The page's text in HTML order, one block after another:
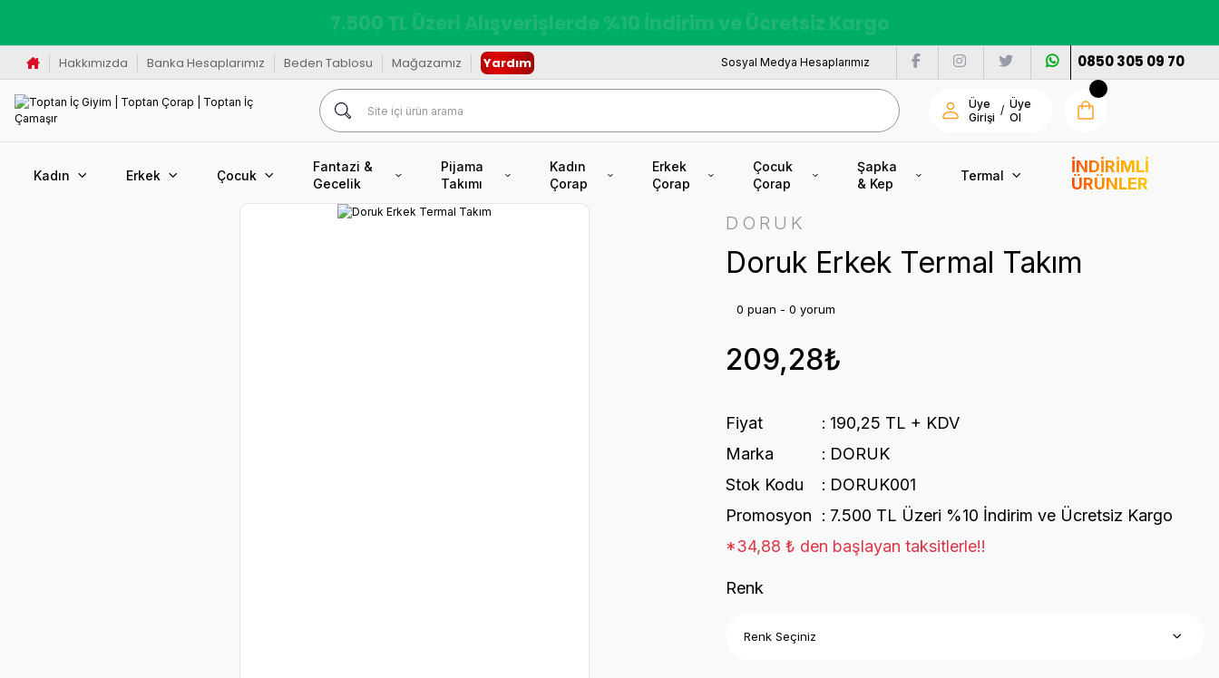
Kredi Kartına Vade Farksız +6 Taksit İmkânı
Hakkımızda Banka Hesaplarımız Beden Tablosu Mağazamız Yardım Sosyal Medya Hesaplarımız 0850 305 09 70
Üye
Girişi
/ Üye
Ol
Kadın Erkek Çocuk
Fantazi &
Gecelik
Pijama
Takımı
Kadın
Çorap
Erkek
Çorap
Çocuk
Çorap
Şapka
& Kep
Termal
İNDİRİMLİ
ÜRÜNLER
DORUK
Doruk Erkek Termal Takım
0 puan - 0 yorum
209,28₺
Fiyat
190,25 TL + KDV
Marka
DORUK
Stok Kodu
DORUK001
Promosyon
7.500 TL Üzeri %10 İndirim ve Ücretsiz Kargo
*34,88 ₺ den başlayan taksitlerle!!
Renk